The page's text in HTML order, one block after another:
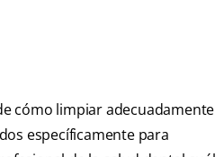
cómo limpiar adecuadamente
específicamente para